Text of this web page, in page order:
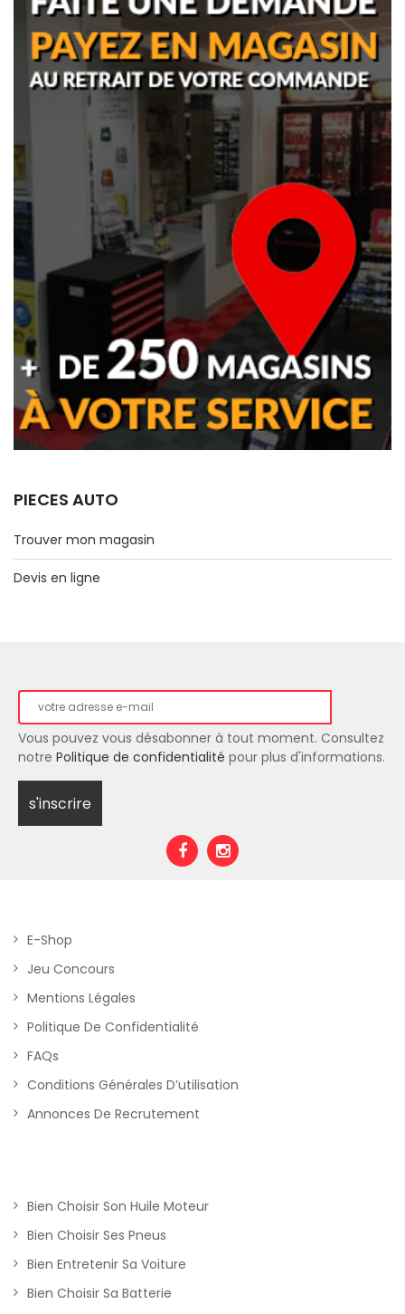
PIECES AUTO
Trouver mon magasin
Devis en ligne
Vous pouvez vous désabonner à tout moment. Consultez
notre Politique de confidentialité pour plus d'informations.
E-Shop
Jeu Concours
Mentions Légales
Politique De Confidentialité
FAQs
Conditions Générales D’utilisation
Annonces De Recrutement
Bien Choisir Son Huile Moteur
Bien Choisir Ses Pneus
Bien Entretenir Sa Voiture
Bien Choisir Sa Batterie